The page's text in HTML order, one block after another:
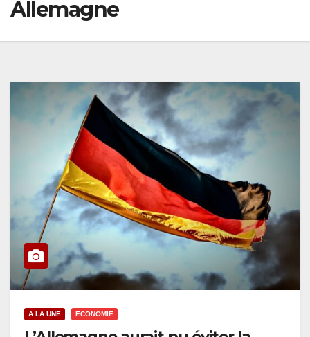
Allemagne
A LA UNE ECONOMIE